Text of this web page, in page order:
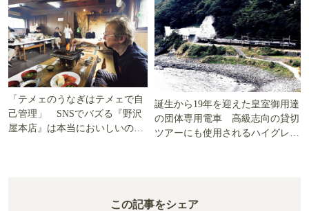
「テメェのうなぎはテメェで自
己管理」 SNSでバズる『野沢
屋本店』は本当においしいの
誕生から19年を迎えた皇室御用達
の団体専用電車 高級志向の貸切
ツアーにも使用されるハイグレー
この記事をシェア